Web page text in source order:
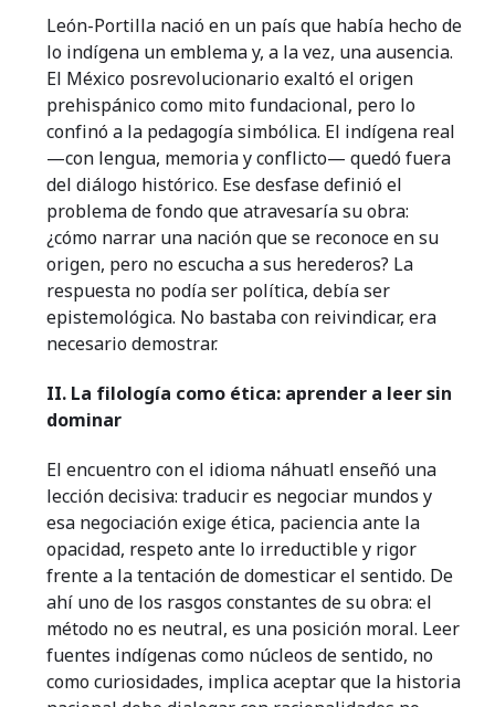
León-Portilla nació en un país que había hecho de
lo indígena un emblema y, a la vez, una ausencia.
El México posrevolucionario exaltó el origen
prehispánico como mito fundacional, pero lo
confinó a la pedagogía simbólica. El indígena real
—con lengua, memoria y conflicto— quedó fuera
del diálogo histórico. Ese desfase definió el
problema de fondo que atravesaría su obra:
¿cómo narrar una nación que se reconoce en su
origen, pero no escucha a sus herederos? La
respuesta no podía ser política, debía ser
epistemológica. No bastaba con reivindicar, era
necesario demostrar.
II. La filología como ética: aprender a leer sin
dominar
El encuentro con el idioma náhuatl enseñó una
lección decisiva: traducir es negociar mundos y
esa negociación exige ética, paciencia ante la
opacidad, respeto ante lo irreductible y rigor
frente a la tentación de domesticar el sentido. De
ahí uno de los rasgos constantes de su obra: el
método no es neutral, es una posición moral. Leer
fuentes indígenas como núcleos de sentido, no
como curiosidades, implica aceptar que la historia